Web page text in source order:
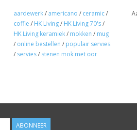
aardewerk/ americano / ceramic/
coffie / HK Living/ HK Living 70's/
HK Living keramiek/ mokken / mug
/ online bestellen / populair servies
/ servies/ stenen mok met oor
ABONNEER